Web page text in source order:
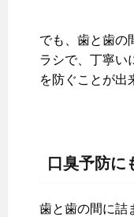
でも、歯と歯の
ラシで、丁寧い
を防ぐことが出
口臭予防に
歯と歯の間に詰